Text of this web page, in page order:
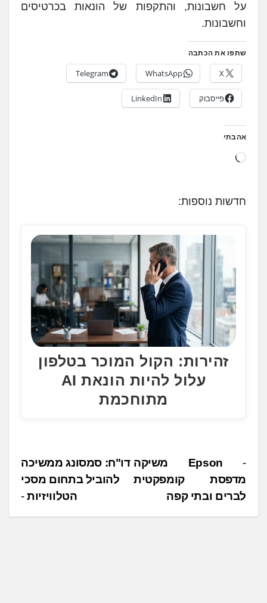
על חשבונות, והתקפות של הונאות בכרטיסים
וחשבונות.
שתפו את הכתבה
X
WhatsApp
Telegram
פייסבוק LinkedIn
אהבתי
ט
חדשות נוספות:
זהירות: הקול המוכר בטלפון
עלול להיות הונאת AI
מתוחכמת
נ
י
ו
דו"ח: סמסונג ממשיכה
להוביל בתחום מסכי
הטלוויזיות
Epson משיקה
מדפסת קומפקטית
לברים ובתי קפה